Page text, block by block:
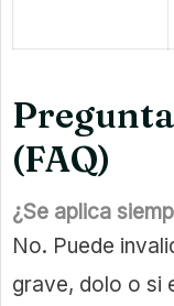
(FAQ)
¿Se aplica
No. Puede
grave, dolo o si